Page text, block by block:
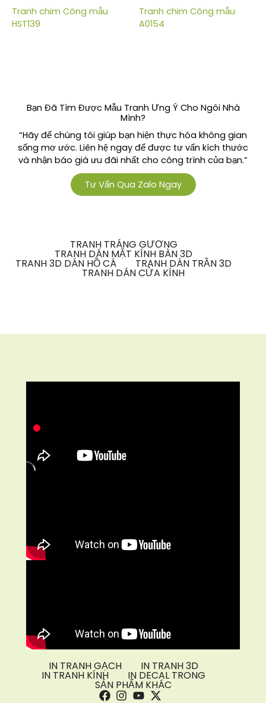
Tranh chim Công mẫu
HST139
Tranh chim Công mẫu
A0154
Bạn Đã Tìm Được Mẫu Tranh Ưng Ý Cho Ngôi Nhà
Mình?
“Hãy để chúng tôi giúp bạn hiện thực hóa không gian
sống mơ ước. Liên hệ ngay để được tư vấn kích thước
và nhận báo giá ưu đãi nhất cho công trình của bạn.”
Tư Vấn Qua Zalo Ngay
TRANH TRÁNG GƯƠNG
TRANH DÁN MẶT KÍNH BÀN 3D
TRANH 3D DÁN HỒ CÁ TRANH DÁN TRẦN 3D
TRANH DÁN CỬA KÍNH
IN TRANH GẠCH IN TRANH 3D
IN TRANH KÍNH IN DECAL TRONG
SẢN PHẨM KHÁC